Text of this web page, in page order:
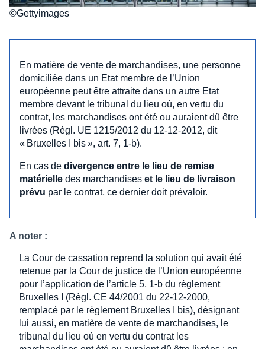
©Gettyimages
En matière de vente de marchandises, une personne
domiciliée dans un Etat membre de l’Union
européenne peut être attraite dans un autre Etat
membre devant le tribunal du lieu où, en vertu du
contrat, les marchandises ont été ou auraient dû être
livrées (Règl. UE 1215/2012 du 12-12-2012, dit
« Bruxelles I bis », art. 7, 1-b).
En cas de divergence entre le lieu de remise
matérielle des marchandises et le lieu de livraison
prévu par le contrat, ce dernier doit prévaloir.
A noter :
La Cour de cassation reprend la solution qui avait été
retenue par la Cour de justice de l’Union européenne
pour l’application de l’article 5, 1-b du règlement
Bruxelles I (Règl. CE 44/2001 du 22-12-2000,
remplacé par le règlement Bruxelles I bis), désignant
lui aussi, en matière de vente de marchandises, le
tribunal du lieu où en vertu du contrat les